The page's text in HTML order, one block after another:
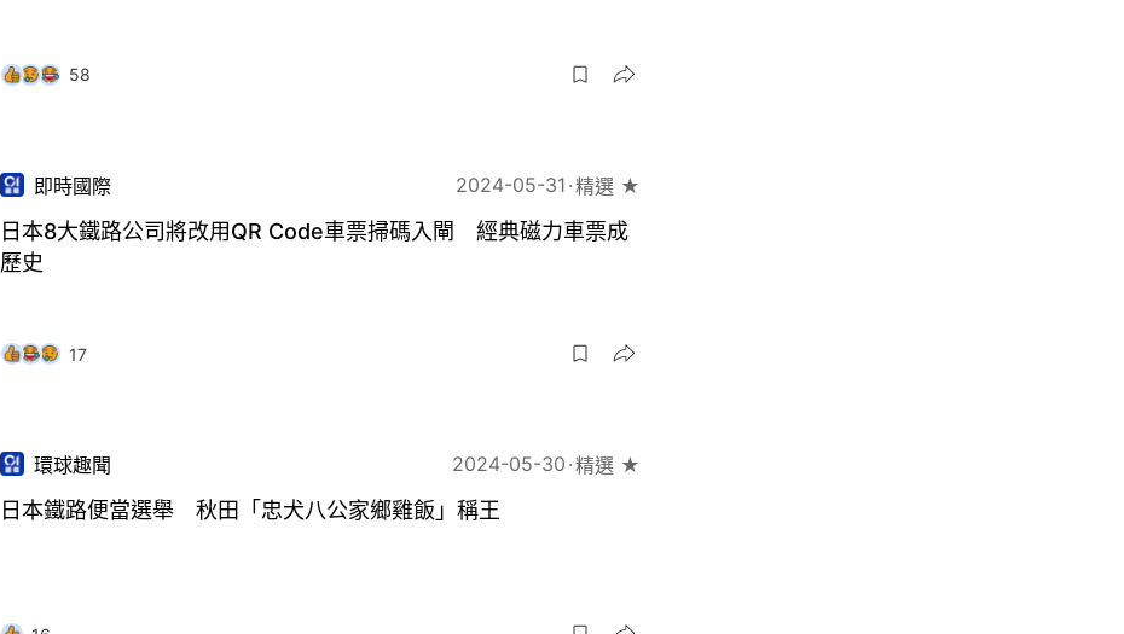
58
即時國際 2024-05-31 精選 ★
日本8大鐵路公司將改用QR Code車票掃碼入閘 經典磁力車票成
歷史
17
環球趣聞 2024-05-30 精選 ★
日本鐵路便當選舉 秋田「忠犬八公家鄉雞飯」稱王